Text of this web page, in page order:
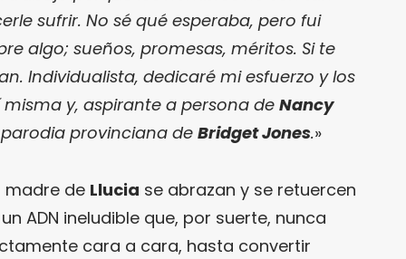
sufrir. No sé qué esperaba, pero fui
algo; sueños, promesas, méritos. Si te
Individualista, dedicaré mi esfuerzo y los
y, aspirante a persona de Nancy
provinciana de Bridget Jones.»
madre de Llucia se abrazan y se retuercen
ADN ineludible que, por suerte, nunca
cara a cara, hasta convertir